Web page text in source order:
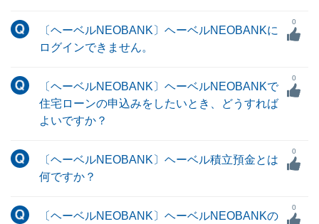
〔ヘーベルNEOBANK〕ヘーベルNEOBANKに
ログインできません。
0
〔ヘーベルNEOBANK〕ヘーベルNEOBANKで
住宅ローンの申込みをしたいとき、どうすれば
よいですか？
0
〔ヘーベルNEOBANK〕ヘーベル積立預金とは
何ですか？
0
〔ヘーベルNEOBANK〕ヘーベルNEOBANKの
0